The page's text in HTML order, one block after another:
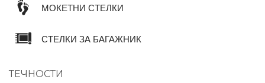
МОКЕТНИ СТЕЛКИ
СТЕЛКИ ЗА БАГАЖНИК
ТЕЧНОСТИ